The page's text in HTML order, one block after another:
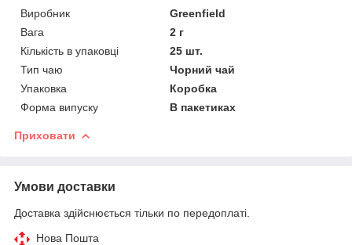
Виробник
Greenfield
Вага
2 г
Кількість в упаковці
25 шт.
Тип чаю
Чорний чай
Упаковка
Коробка
Форма випуску
В пакетиках
Приховати
Умови доставки
Доставка здійснюється тільки по передоплаті.
Нова Пошта